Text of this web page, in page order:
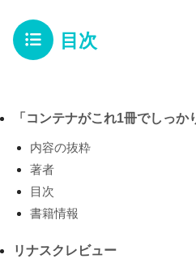
目次
「コンテナがこれ1冊でしっ
内容の抜粋
著者
目次
書籍情報
リナスクレビュー